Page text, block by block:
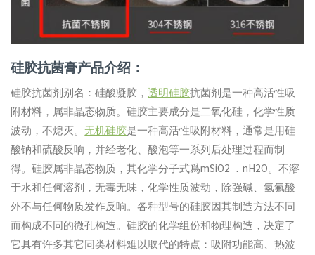
硅胶抗菌膏产品介绍：
硅胶抗菌剂别名：硅酸凝胶，透明硅胶抗菌剂是一种高活性吸
附材料，属非晶态物质。硅胶主要成分是二氧化硅，化学性质
波动，不熄灭。无机硅胶是一种高活性吸附材料，通常是用硅
酸钠和硫酸反响，并经老化、酸泡等一系列后处理过程而制
得。硅胶属非晶态物质，其化学分子式爲mSiO2 ．nH2O。不溶
于水和任何溶剂，无毒无味，化学性质波动，除强碱、氢氟酸
外不与任何物质发作反响。各种型号的硅胶因其制造方法不同
而构成不同的微孔构造。硅胶的化学组份和物理构造，决定了
它具有许多其它同类材料难以取代的特点：吸附功能高、热波